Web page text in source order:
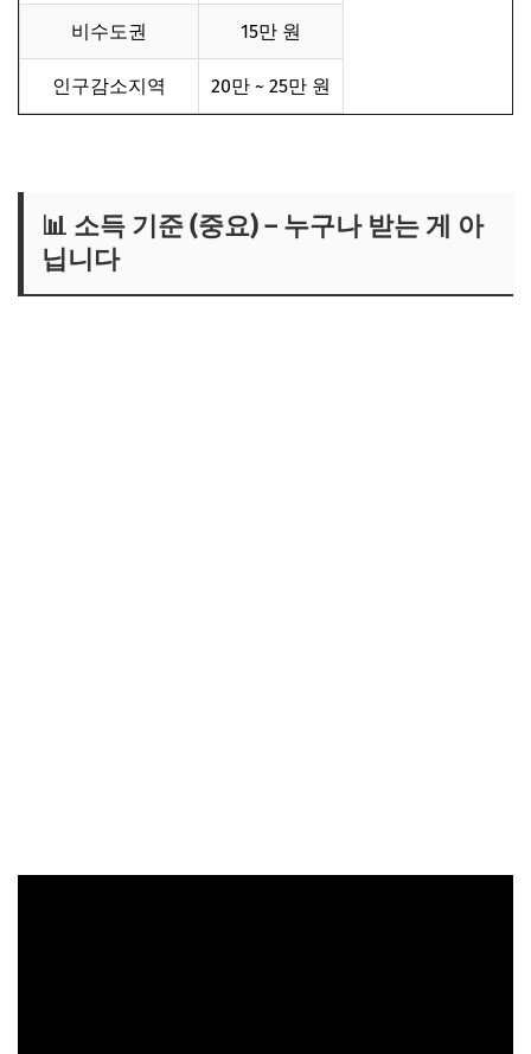
비수도권 15만 원
인구감소지역 20만 ~ 25만 원
📊 소득 기준 (중요) – 누구나 받는 게 아
닙니다